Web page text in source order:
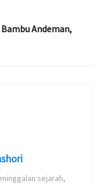
Andeman,
sejarah,